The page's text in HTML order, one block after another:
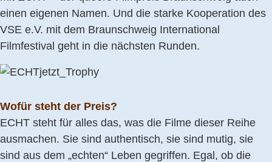
einen eigenen Namen. Und die starke Kooperation des
VSE e.V. mit dem Braunschweig International
Filmfestival geht in die nächsten Runden.
Wofür steht der Preis?
ECHT steht für alles das, was die Filme dieser Reihe
ausmachen. Sie sind authentisch, sie sind mutig, sie
sind aus dem „echten“ Leben gegriffen. Egal, ob die